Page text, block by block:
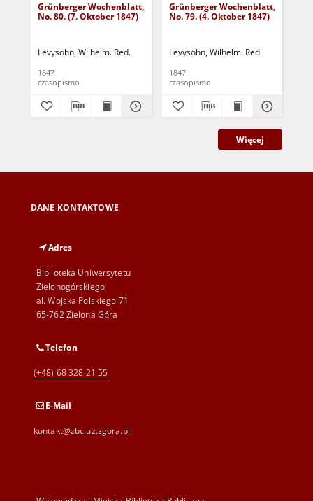
Grünberger Wochenblatt,
No. 80. (7. Oktober 1847)
Levysohn, Wilhelm. Red.
1847
czasopismo
Grünberger Wochenblatt,
No. 79. (4. Oktober 1847)
Levysohn, Wilhelm. Red.
1847
czasopismo
Więcej
DANE KONTAKTOWE
Adres
Biblioteka Uniwersytetu
Zielonogórskiego
al. Wojska Polskiego 71
65-762 Zielona Góra
Telefon
(+48) 68 328 21 55
E-Mail
kontakt@zbc.uz.zgora.pl